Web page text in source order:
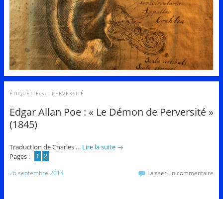
ÉTIQUETTE(S) : PERVERSITÉ
Edgar Allan Poe : « Le Démon de Perversité »
(1845)
Traduction de Charles … Lire la suite →
Pages :
1 2
26 septembre 2014 Laisser un commentaire